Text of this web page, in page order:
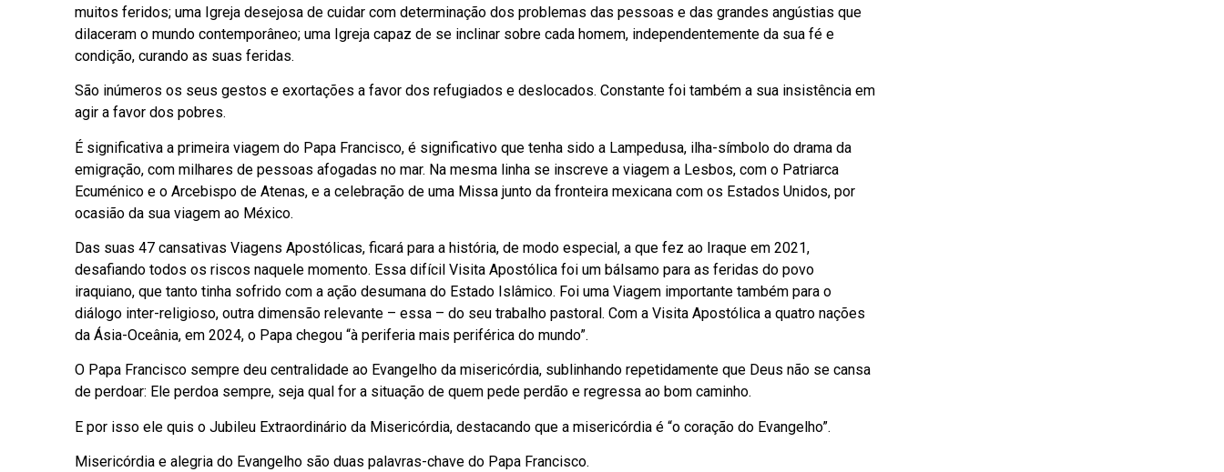
muitos feridos; uma Igreja desejosa de cuidar com determinação dos problemas das pessoas e das grandes angústias que
dilaceram o mundo contemporâneo; uma Igreja capaz de se inclinar sobre cada homem, independentemente da sua fé e
condição, curando as suas feridas.
São inúmeros os seus gestos e exortações a favor dos refugiados e deslocados. Constante foi também a sua insistência em
agir a favor dos pobres.
É significativa a primeira viagem do Papa Francisco, é significativo que tenha sido a Lampedusa, ilha-símbolo do drama da
emigração, com milhares de pessoas afogadas no mar. Na mesma linha se inscreve a viagem a Lesbos, com o Patriarca
Ecuménico e o Arcebispo de Atenas, e a celebração de uma Missa junto da fronteira mexicana com os Estados Unidos, por
ocasião da sua viagem ao México.
Das suas 47 cansativas Viagens Apostólicas, ficará para a história, de modo especial, a que fez ao Iraque em 2021,
desafiando todos os riscos naquele momento. Essa difícil Visita Apostólica foi um bálsamo para as feridas do povo
iraquiano, que tanto tinha sofrido com a ação desumana do Estado Islâmico. Foi uma Viagem importante também para o
diálogo inter-religioso, outra dimensão relevante – essa – do seu trabalho pastoral. Com a Visita Apostólica a quatro nações
da Ásia-Oceânia, em 2024, o Papa chegou “à periferia mais periférica do mundo”.
O Papa Francisco sempre deu centralidade ao Evangelho da misericórdia, sublinhando repetidamente que Deus não se cansa
de perdoar: Ele perdoa sempre, seja qual for a situação de quem pede perdão e regressa ao bom caminho.
E por isso ele quis o Jubileu Extraordinário da Misericórdia, destacando que a misericórdia é “o coração do Evangelho”.
Misericórdia e alegria do Evangelho são duas palavras-chave do Papa Francisco.